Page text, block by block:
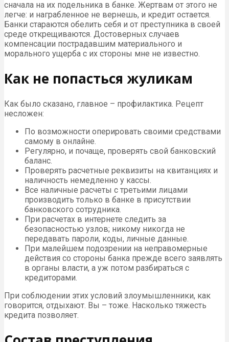
сначала на их подельника в банке. Жертвам от этого не
легче: и награбленное не вернешь, и кредит остается.
Банки стараются обелить себя и от преступника в своей
среде открещиваются. Достоверных случаев
компенсации пострадавшим материального и
морального ущерба с их стороны мне не известно.
Как не попасться жуликам
Как было сказано, главное – профилактика. Рецепт
несложен:
По возможности оперировать своими средствами
самому в онлайне.
Регулярно, и почаще, проверять свой банковский
баланс.
Проверять расчетные реквизиты на квитанциях и
наличность немедленно у кассы.
Все наличные расчеты с третьими лицами
производить только в банке в присутствии
банковского сотрудника.
При расчетах в интернете следить за
безопасностью узлов; никому никогда не
передавать пароли, коды, личные данные.
При малейшем подозрении на неправомерные
действия со стороны банка прежде всего заявлять
в органы власти, а уж потом разбираться с
кредиторами.
При соблюдении этих условий злоумышленники, как
говорится, отдыхают. Вы – тоже. Насколько тяжесть
кредита позволяет.